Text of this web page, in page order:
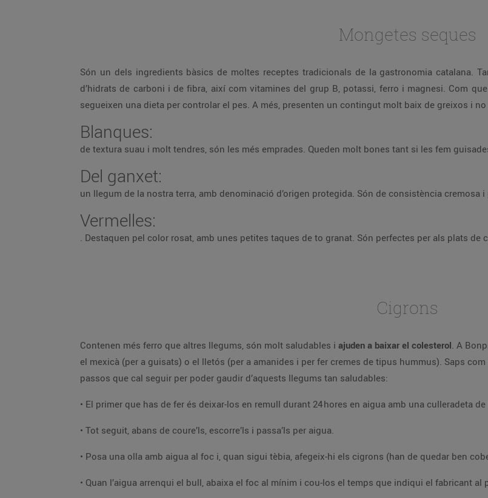
Mongetes seques
Són un dels ingredients bàsics de moltes receptes tradicionals de la gastronomia catalana.
d’hidrats de carboni i de fibra, així com vitamines del grup B, potassi, ferro i magnesi. Com que
segueixen una dieta per controlar el pes. A més, presenten un contingut molt baix de greixos i
Blanques:
de textura suau i molt tendres, són les més emprades. Queden molt bones tant si les fem
Del ganxet:
un llegum de la nostra terra, amb denominació d’origen protegida. Són de consistència cremosa i
Vermelles:
. Destaquen pel color rosat, amb unes petites taques de to granat. Són perfectes per als plats de
Cigrons
Contenen més ferro que altres llegums, són molt saludables i ajuden a baixar el colesterol. A
el mexicà (per a guisats) o el lletós (per a amanides i per fer cremes de tipus hummus). Saps
passos que cal seguir per poder gaudir d’aquests llegums tan saludables:
• El primer que has de fer és deixar-los en remull durant 24 hores en aigua amb una culleradeta
• Tot seguit, abans de coure’ls, escorre’ls i passa’ls per aigua.
• Posa una olla amb aigua al foc i, quan sigui tèbia, afegeix-hi els cigrons (han de quedar ben
• Quan l’aigua arrenqui el bull, abaixa el foc al mínim i cou-los el temps que indiqui el fabricant al